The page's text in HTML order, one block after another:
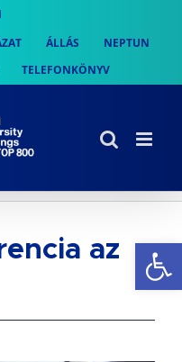
ÁLLÁS
NEPTUN
TELEFONKÖNYV
az